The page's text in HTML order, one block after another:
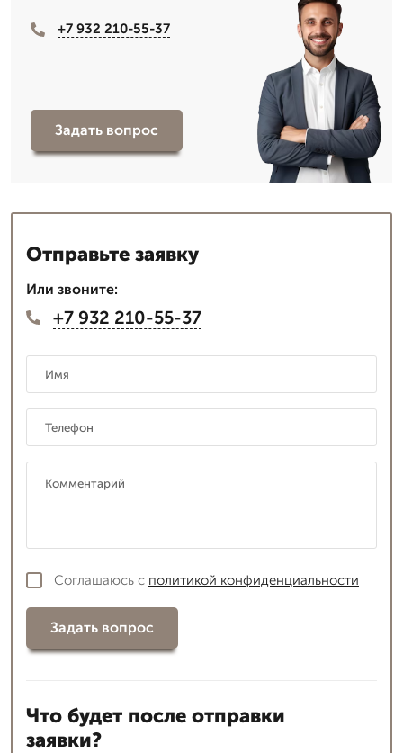
+7 932 210-55-37
Задать вопрос
Отправьте заявку
Или звоните:
+7 932 210-55-37
Соглашаюсь с политикой конфиденциальности
Задать вопрос
Что будет после отправки
заявки?